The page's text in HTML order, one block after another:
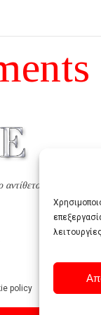
αντίθετο της
policy